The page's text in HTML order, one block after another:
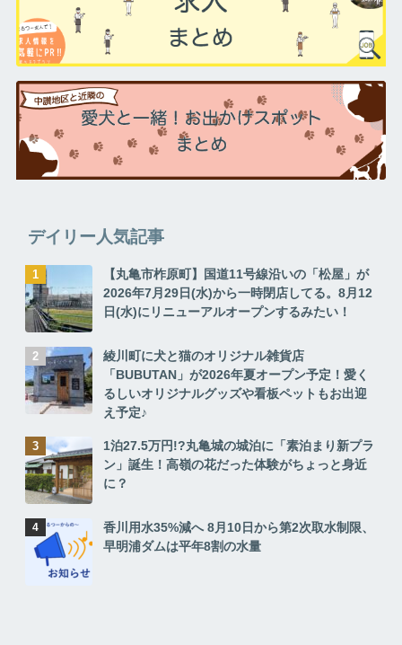
デイリー人気記事
【丸亀市柞原町】国道11号線沿いの「松屋」が
2026年7月29日(水)から一時閉店してる。8月12
日(水)にリニューアルオープンするみたい！
綾川町に犬と猫のオリジナル雑貨店
「BUBUTAN」が2026年夏オープン予定！愛く
るしいオリジナルグッズや看板ペットもお出迎
え予定♪
1泊27.5万円!?丸亀城の城泊に「素泊まり新プラ
ン」誕生！高嶺の花だった体験がちょっと身近
に？
香川用水35%減へ 8月10日から第2次取水制限、
早明浦ダムは平年8割の水量